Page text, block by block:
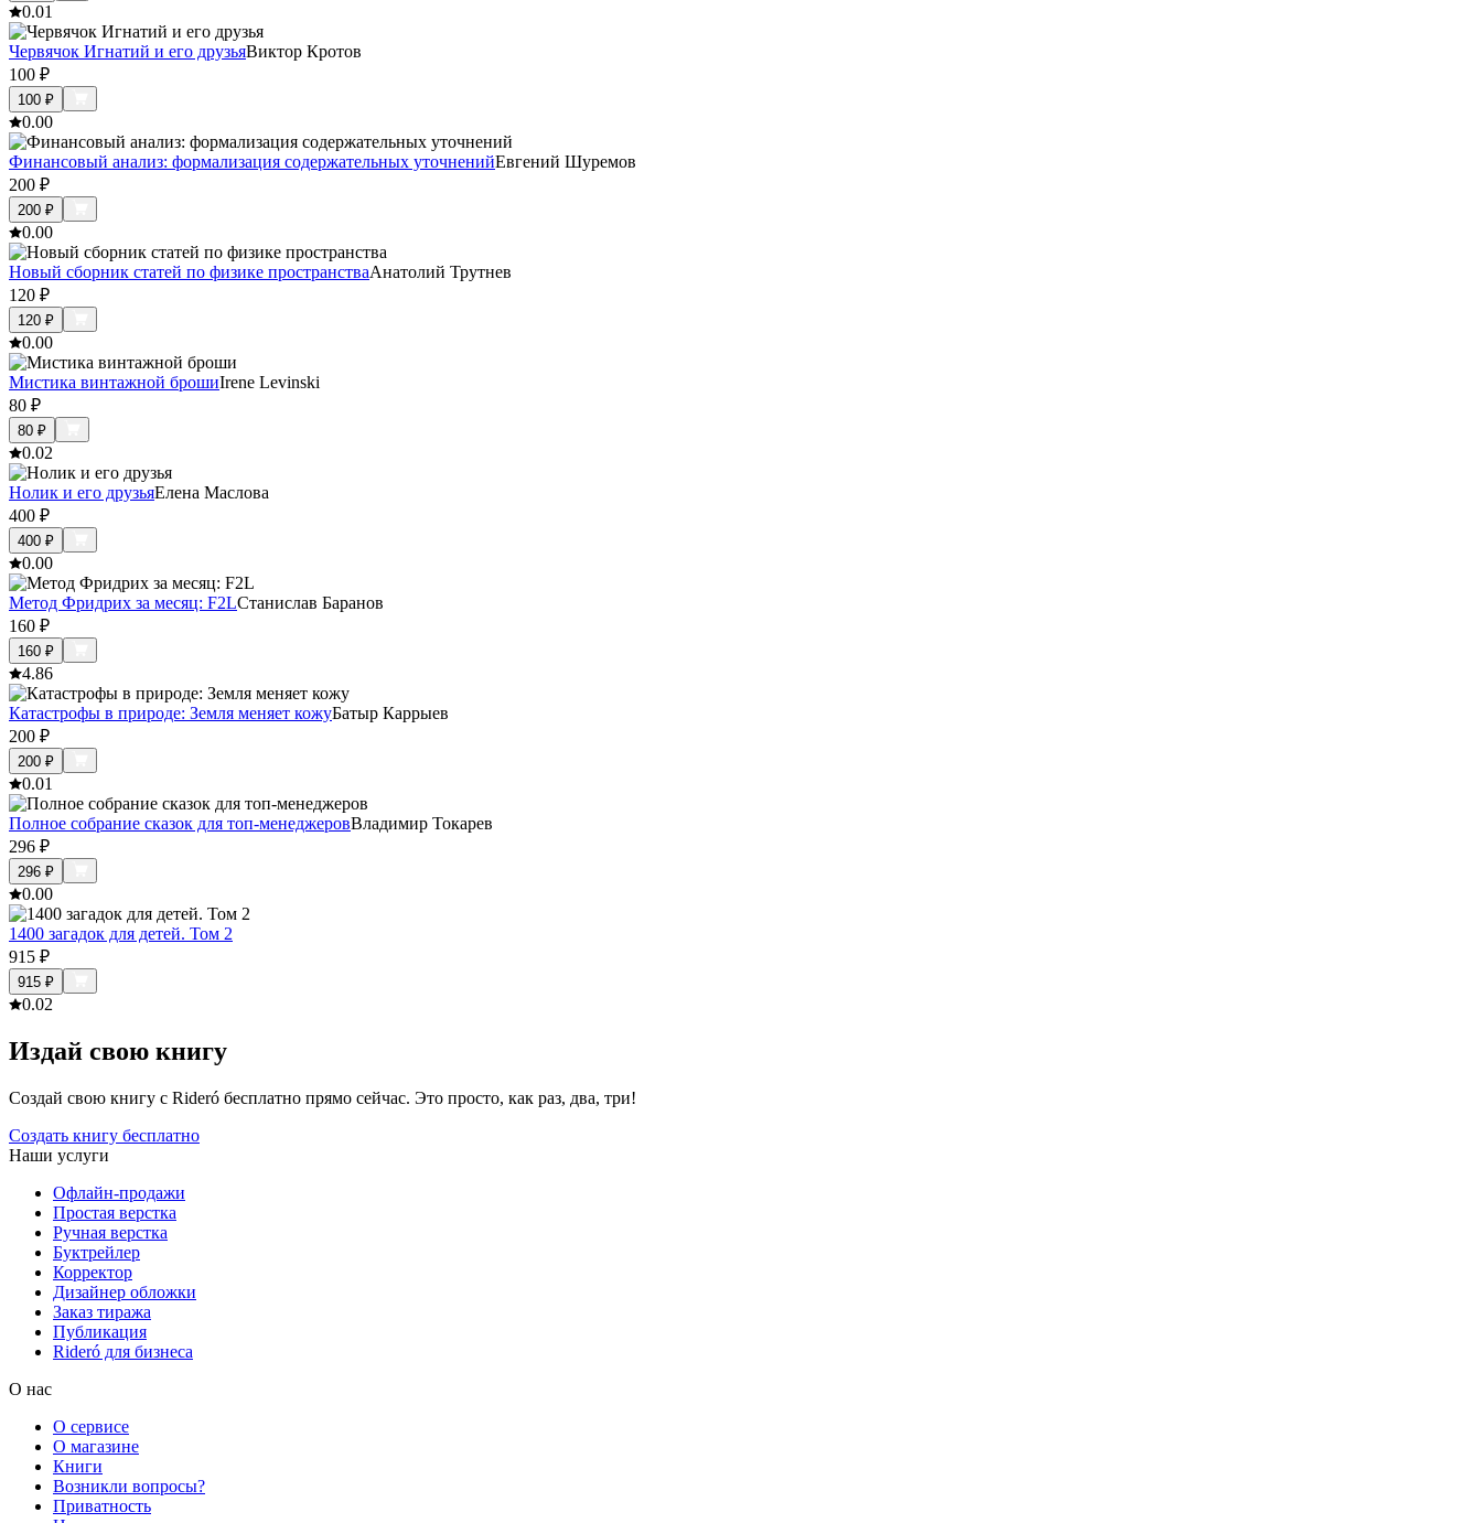
0.01
Червячок Игнатий и его друзьяВиктор Кротов
100 ₽
100 ₽
0.00
Финансовый анализ: формализация содержательных уточненийЕвгений Шуремов
200 ₽
200 ₽
0.00
Новый сборник статей по физике пространстваАнатолий Трутнев
120 ₽
120 ₽
0.00
Мистика винтажной брошиIrene Levinski
80 ₽
80 ₽
0.02
Нолик и его друзьяЕлена Маслова
400 ₽
400 ₽
0.00
Метод Фридрих за месяц: F2LСтанислав Баранов
160 ₽
160 ₽
4.86
Катастрофы в природе: Земля меняет кожуБатыр Каррыев
200 ₽
200 ₽
0.01
Полное собрание сказок для топ-менеджеровВладимир Токарев
296 ₽
296 ₽
0.00
1400 загадок для детей. Том 2
915 ₽
915 ₽
0.02
Издай свою книгу
Создай свою книгу с Rideró бесплатно прямо сейчас. Это просто, как раз, два, три!
Создать книгу бесплатно
Наши услуги
Офлайн-продажи
Простая верстка
Ручная верстка
Буктрейлер
Корректор
Дизайнер обложки
Заказ тиража
Публикация
Rideró для бизнеса
О нас
О сервисе
О магазине
Книги
Возникли вопросы?
Приватность